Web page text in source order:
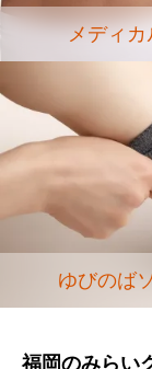
メディ
ゆびのば
福岡のみらい